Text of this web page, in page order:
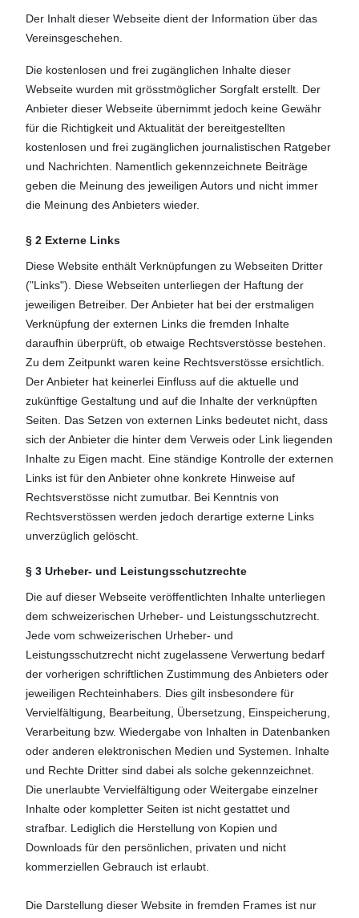
Der Inhalt dieser Webseite dient der Information über das
Vereinsgeschehen.
Die kostenlosen und frei zugänglichen Inhalte dieser
Webseite wurden mit grösstmöglicher Sorgfalt erstellt. Der
Anbieter dieser Webseite übernimmt jedoch keine Gewähr
für die Richtigkeit und Aktualität der bereitgestellten
kostenlosen und frei zugänglichen journalistischen Ratgeber
und Nachrichten. Namentlich gekennzeichnete Beiträge
geben die Meinung des jeweiligen Autors und nicht immer
die Meinung des Anbieters wieder.
§ 2 Externe Links
Diese Website enthält Verknüpfungen zu Webseiten Dritter
("Links"). Diese Webseiten unterliegen der Haftung der
jeweiligen Betreiber. Der Anbieter hat bei der erstmaligen
Verknüpfung der externen Links die fremden Inhalte
daraufhin überprüft, ob etwaige Rechtsverstösse bestehen.
Zu dem Zeitpunkt waren keine Rechtsverstösse ersichtlich.
Der Anbieter hat keinerlei Einfluss auf die aktuelle und
zukünftige Gestaltung und auf die Inhalte der verknüpften
Seiten. Das Setzen von externen Links bedeutet nicht, dass
sich der Anbieter die hinter dem Verweis oder Link liegenden
Inhalte zu Eigen macht. Eine ständige Kontrolle der externen
Links ist für den Anbieter ohne konkrete Hinweise auf
Rechtsverstösse nicht zumutbar. Bei Kenntnis von
Rechtsverstössen werden jedoch derartige externe Links
unverzüglich gelöscht.
§ 3 Urheber- und Leistungsschutzrechte
Die auf dieser Webseite veröffentlichten Inhalte unterliegen
dem schweizerischen Urheber- und Leistungsschutzrecht.
Jede vom schweizerischen Urheber- und
Leistungsschutzrecht nicht zugelassene Verwertung bedarf
der vorherigen schriftlichen Zustimmung des Anbieters oder
jeweiligen Rechteinhabers. Dies gilt insbesondere für
Vervielfältigung, Bearbeitung, Übersetzung, Einspeicherung,
Verarbeitung bzw. Wiedergabe von Inhalten in Datenbanken
oder anderen elektronischen Medien und Systemen. Inhalte
und Rechte Dritter sind dabei als solche gekennzeichnet.
Die unerlaubte Vervielfältigung oder Weitergabe einzelner
Inhalte oder kompletter Seiten ist nicht gestattet und
strafbar. Lediglich die Herstellung von Kopien und
Downloads für den persönlichen, privaten und nicht
kommerziellen Gebrauch ist erlaubt.
Die Darstellung dieser Website in fremden Frames ist nur